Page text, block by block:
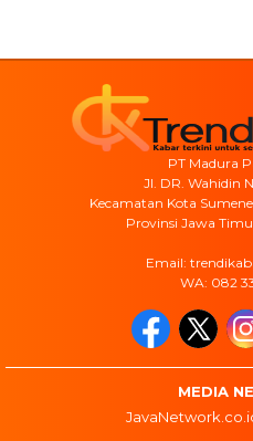
PT Madura
Jl. DR. Wahidin
Kecamatan Kota
Provinsi Jawa
Email:
WA: 082
MEDIA